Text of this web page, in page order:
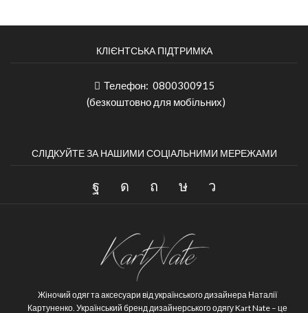
КЛІЄНТСЬКА ПІДТРИМКА
Телефон: 0800300915
(безкоштовно для мобільних)
СЛІДКУЙТЕ ЗА НАШИМИ СОЦІАЛЬНИМИ МЕРЕЖАМИ
Жіночий одяг та аксесуари від українського дизайнера Наталії
Картуненко. Український бренд дизайнерського одягу Kart Nate – це